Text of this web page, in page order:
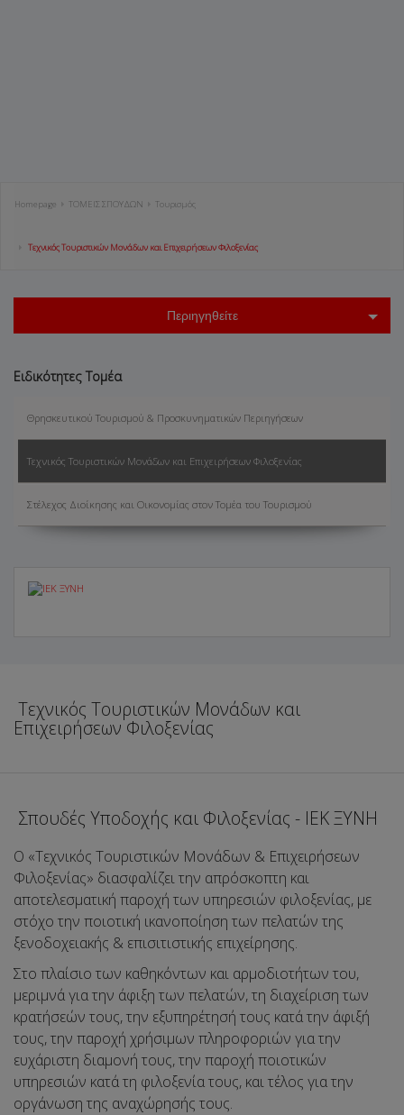
Homepage ΤΟΜΕΙΣ ΣΠΟΥΔΩΝ Τουρισμός
Τεχνικός Τουριστικών Μονάδων και Επιχειρήσεων Φιλοξενίας
Περιηγηθείτε
Ειδικότητες Τομέα
Θρησκευτικού Τουρισμού & Προσκυνηματικών Περιηγήσεων
Τεχνικός Τουριστικών Μονάδων και Επιχειρήσεων Φιλοξενίας
Στέλεχος Διοίκησης και Οικονομίας στον Τομέα του Τουρισμού
Τεχνικός Τουριστικών Μονάδων και
Επιχειρήσεων Φιλοξενίας
Σπουδές Υποδοχής και Φιλοξενίας - ΙΕΚ ΞΥΝΗ
Ο «Τεχνικός Τουριστικών Μονάδων & Επιχειρήσεων
Φιλοξενίας» διασφαλίζει την απρόσκοπτη και
αποτελεσματική παροχή των υπηρεσιών φιλοξενίας, με
στόχο την ποιοτική ικανοποίηση των πελατών της
ξενοδοχειακής & επισιτιστικής επιχείρησης.
Στο πλαίσιο των καθηκόντων και αρμοδιοτήτων του,
μεριμνά για την άφιξη των πελατών, τη διαχείριση των
κρατήσεών τους, την εξυπηρέτησή τους κατά την άφιξή
τους, την παροχή χρήσιμων πληροφοριών για την
ευχάριστη διαμονή τους, την παροχή ποιοτικών
υπηρεσιών κατά τη φιλοξενία τους, και τέλος για την
οργάνωση της αναχώρησής τους.